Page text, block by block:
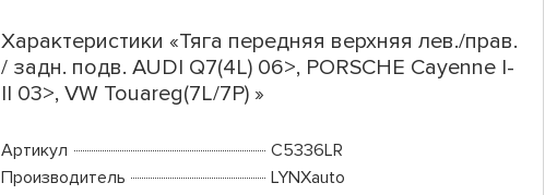
Характеристики «Тяга передняя верхняя лев./прав.
/ задн. подв. AUDI Q7(4L) 06>, PORSCHE Cayenne I-
II 03>, VW Touareg(7L/7P) »
Артикул
C5336LR
Производитель
LYNXauto